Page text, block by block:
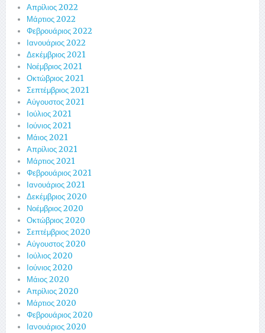
Απρίλιος 2022
Μάρτιος 2022
Φεβρουάριος 2022
Ιανουάριος 2022
Δεκέμβριος 2021
Νοέμβριος 2021
Οκτώβριος 2021
Σεπτέμβριος 2021
Αύγουστος 2021
Ιούλιος 2021
Ιούνιος 2021
Μάιος 2021
Απρίλιος 2021
Μάρτιος 2021
Φεβρουάριος 2021
Ιανουάριος 2021
Δεκέμβριος 2020
Νοέμβριος 2020
Οκτώβριος 2020
Σεπτέμβριος 2020
Αύγουστος 2020
Ιούλιος 2020
Ιούνιος 2020
Μάιος 2020
Απρίλιος 2020
Μάρτιος 2020
Φεβρουάριος 2020
Ιανουάριος 2020